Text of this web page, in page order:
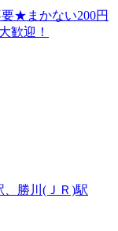
要★まかない200円
歓迎！
、勝川(ＪＲ)駅